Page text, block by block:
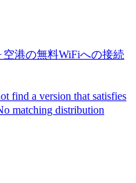
港の無料WiFiへの接続
find a version that satisfies
matching distribution